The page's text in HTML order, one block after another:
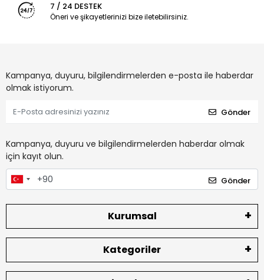
7 / 24 DESTEK
Öneri ve şikayetlerinizi bize iletebilirsiniz.
Kampanya, duyuru, bilgilendirmelerden e-posta ile haberdar
olmak istiyorum.
Gönder
Kampanya, duyuru ve bilgilendirmelerden haberdar olmak
için kayıt olun.
Gönder
Kurumsal
Kategoriler